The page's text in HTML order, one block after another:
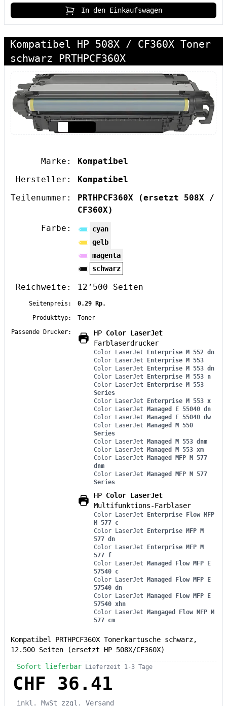
In den Einkaufswagen
Kompatibel HP 508X / CF360X Toner
schwarz PRTHPCF360X
Marke:
Kompatibel
Hersteller:
Kompatibel
Teilenummer:
PRTHPCF360X
(ersetzt 508X /
CF360X)
Farbe:
cyan
gelb
magenta
schwarz
Reichweite: 12’500 Seiten
Seitenpreis:
0.29 Rp.
Produkttyp:
Toner
Passende Drucker:
HP Color LaserJet
Farblaserdrucker
Color LaserJet Enterprise M 552 dn
Color LaserJet Enterprise M 553
Color LaserJet Enterprise M 553 dn
Color LaserJet Enterprise M 553 n
Color LaserJet Enterprise M 553
Series
Color LaserJet Enterprise M 553 x
Color LaserJet Managed E 55040 dn
Color LaserJet Managed E 55040 dw
Color LaserJet Managed M 550
Series
Color LaserJet Managed M 553 dnm
Color LaserJet Managed M 553 xm
Color LaserJet Managed MFP M 577
dnm
Color LaserJet Managed MFP M 577
Series
HP Color LaserJet
Multifunktions-Farblaser
Color LaserJet Enterprise Flow MFP
M 577 c
Color LaserJet Enterprise MFP M
577 dn
Color LaserJet Enterprise MFP M
577 f
Color LaserJet Managed Flow MFP E
57540 c
Color LaserJet Managed Flow MFP E
57540 dn
Color LaserJet Managed Flow MFP E
57540 xhn
Color LaserJet Mangaged Flow MFP M
577 cm
Kompatibel PRTHPCF360X Tonerkartusche schwarz,
12.500 Seiten (ersetzt HP 508X/CF360X)
Sofort lieferbar Lieferzeit 1-3 Tage
CHF 36.41
inkl. MwSt zzgl. Versand